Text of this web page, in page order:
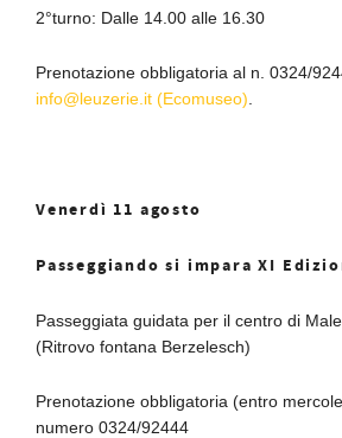
2°turno: Dalle 14.00 alle 16.30
Prenotazione obbligatoria al n. 0324/
info@leuzerie.it (Ecomuseo)
Venerdì 11 agosto
Passeggiando si impara XI
Passeggiata guidata per il centro di
(Ritrovo fontana Berzelesch)
Prenotazione obbligatoria (entro
numero 0324/92444